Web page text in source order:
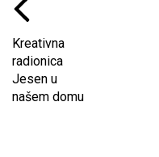
Kreativna
radionica
Jesen u
našem domu